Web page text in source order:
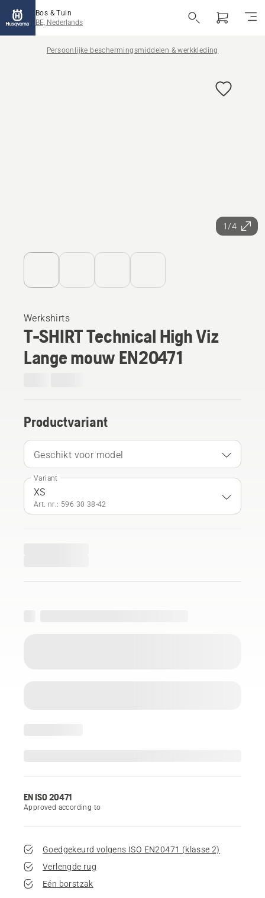
Bos & Tuin
BE, Nederlands
Persoonlijke beschermingsmiddelen & werkkleding
1/4
Werkshirts
T-SHIRT Technical High Viz
Lange mouw EN20471
Productvariant
Geschikt voor model
Variant
XS
Art. nr.: 596 30 38‑42
EN ISO 20471
Approved according to
Goedgekeurd volgens ISO EN20471 (klasse 2)
Verlengde rug
Eén borstzak